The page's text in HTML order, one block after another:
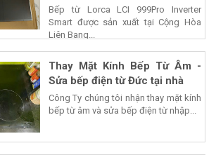
Bếp từ Lorca LCI 999Pro Inverter
Smart được sản xuất tại Cộng Hòa
Liên Bang...
Thay Mặt Kính Bếp Từ Âm -
Sửa bếp điện từ Đức tại nhà
Công Ty chúng tôi nhận thay mặt kính
bếp từ âm và sửa bếp điện từ nhập...